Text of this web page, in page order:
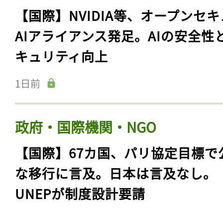
【国際】NVIDIA等、オープンセ
AIアライアンス発足。AIの安全性
キュリティ向上
1日前
政府・国際機関・NGO
【国際】67カ国、パリ協定目標で
な移行に言及。日本は言及なし。
UNEPが制度設計要請